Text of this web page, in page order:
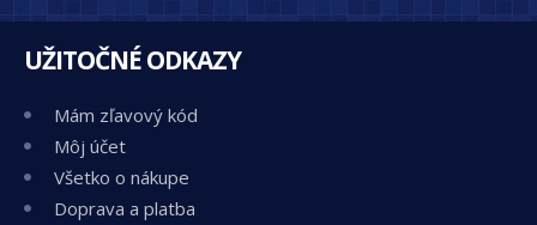
UŽITOČNÉ ODKAZY
Mám zľavový kód
Môj účet
Všetko o nákupe
Doprava a platba